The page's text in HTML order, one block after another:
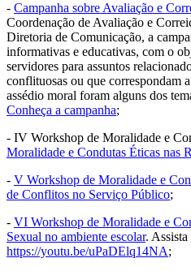
- Campanha sobre Avaliação e
Coordenação de Avaliação e
Diretoria de Comunicação, a
informativas e educativas, com o
servidores para assuntos
conflituosas ou que correspondam
assédio moral foram alguns dos
Conheça a campanha;
- IV Workshop de Moralidade e
Moralidade e Condutas Éticas nas
- V Workshop de Moralidade e
de Conflitos no Serviço Público;
- VI Workshop de Moralidade e
Sexual no ambiente escolar.
https://youtu.be/uPaDElq14NA;